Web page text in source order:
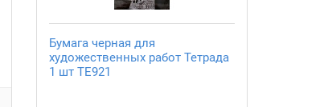
Бумага черная для
художественных работ Тетрада
1 шт ТЕ921